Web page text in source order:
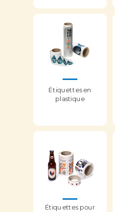
Étiquettes pour
Étiquettes en
plastique